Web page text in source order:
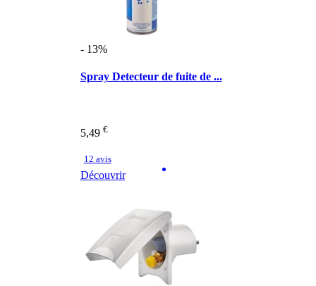
- 13%
Spray Detecteur de fuite de ...
5,49 €
12 avis
Découvrir